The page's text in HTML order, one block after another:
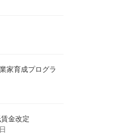
家育成プログラ
金改定